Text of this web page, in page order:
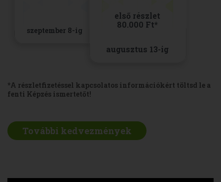
szeptember 8-ig
első részlet
80.000 Ft*
augusztus 13-ig
*A részletfizetéssel kapcsolatos információkért töltsd le a
fenti Képzés ismertetőt!
További kedvezmények